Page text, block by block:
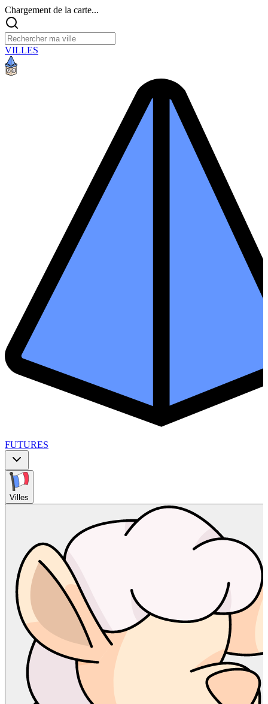
Chargement de la carte...
VILLES
FUTURES
Villes